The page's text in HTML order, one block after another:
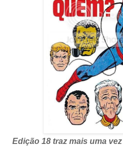
Edição 18 traz mais uma